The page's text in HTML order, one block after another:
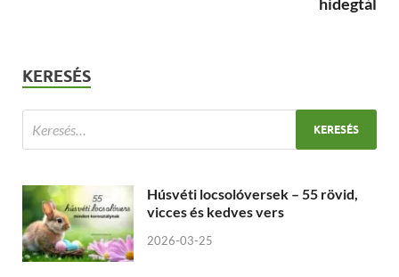
KERESÉS
Húsvéti locsolóversek – 55 rövid,
vicces és kedves vers
2026-03-25